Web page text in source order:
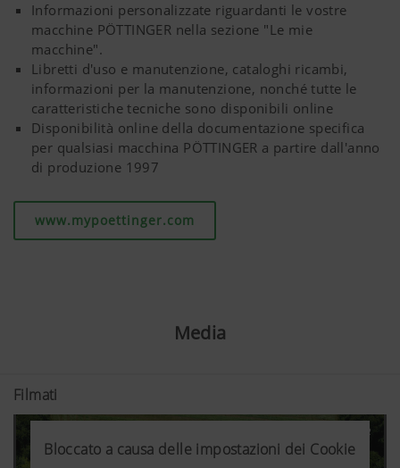
Informazioni personalizzate riguardanti le vostre
macchine PÖTTINGER nella sezione "Le mie
macchine".
Libretti d'uso e manutenzione, cataloghi ricambi,
informazioni per la manutenzione, nonché tutte le
caratteristiche tecniche sono disponibili online
Disponibilità online della documentazione specifica
per qualsiasi macchina PÖTTINGER a partire dall'anno
di produzione 1997
www.mypoettinger.com
Media
Filmati
Bloccato a causa delle impostazioni dei Cookie
Bloccato a causa delle impostazioni dei Cookie